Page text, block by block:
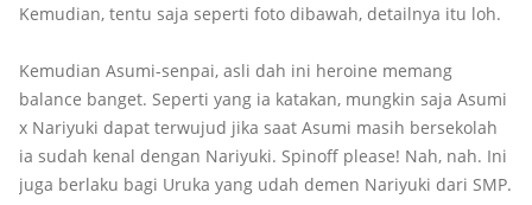
Kemudian, tentu saja seperti foto dibawah, detailnya itu loh.
Kemudian Asumi-senpai, asli dah ini heroine memang
balance banget. Seperti yang ia katakan, mungkin saja Asumi
x Nariyuki dapat terwujud jika saat Asumi masih bersekolah
ia sudah kenal dengan Nariyuki. Spinoff please! Nah, nah. Ini
juga berlaku bagi Uruka yang udah demen Nariyuki dari SMP.